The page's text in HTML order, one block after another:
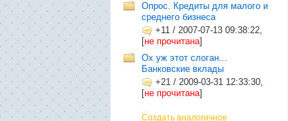
Опрос. Кредиты для малого и
среднего бизнеса
+11 / 2007-07-13 09:38:22,
[не прочитана]
Ох уж этот слоган...
Банковские вклады
+21 / 2009-03-31 12:33:30,
[не прочитана]
Создать аналогичное